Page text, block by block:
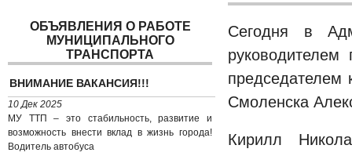
Сегодня в
председателем
Смоленска
Кирилл
ОБЪЯВЛЕНИЯ О РАБОТЕ
МУНИЦИПАЛЬНОГО
ТРАНСПОРТА
ВНИМАНИЕ ВАКАНСИЯ!!!
10 Дек 2025
МУ ТТП – это стабильность, развитие и
возможность внести вклад в жизнь города!
Водитель автобуса